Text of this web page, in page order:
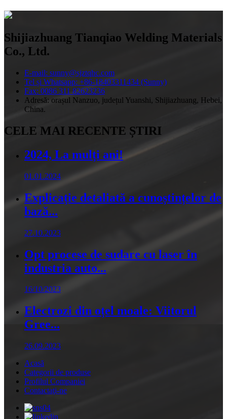
Shijiazhuang Tianqiao Welding Materials
Co., Ltd.
E-mail: sunny@sjztqhc.com
Tel și Whatsapp: +86-18403311434 (Sunny)
Fax: 0086 311 82623236
Adresă: orașul Nanzuo, județul Yuanshi, Shijiazhuang, Hebei,
China.
CELE MAI RECENTE ȘTIRI
2024, La mulți ani!
01.01.2024
Explicație detaliată a cunoștințelor de
bază...
27.10.2023
Opt procese de sudare cu laser în
industria auto...
16/10/2023
Electrozi din oțel moale: Viitorul
Gree...
26.09.2023
Acasă
Categorii de produse
Profilul Companiei
Contactaţi-ne